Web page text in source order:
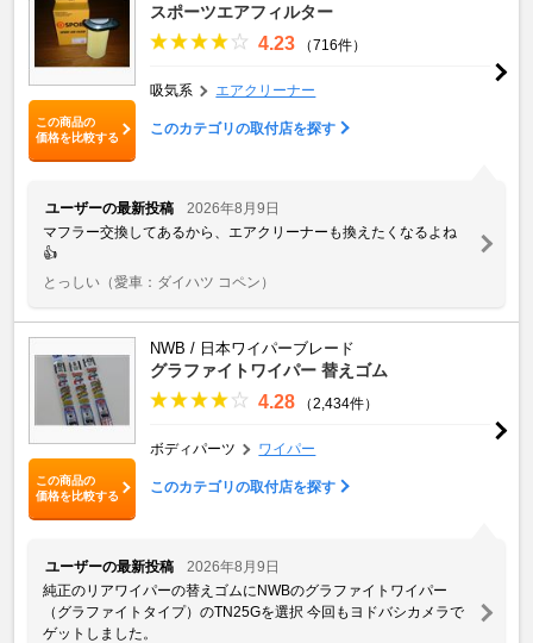
この商品の
価格を比較する
スポーツエアフィルター
4.23 （716件）
吸気系 エアクリーナー
このカテゴリの取付店を探す
ユーザーの最新投稿
2026年8月9日
マフラー交換してあるから、エアクリーナーも換えたくなるよね
👍
とっしい （愛車：ダイハツ コペン）
この商品の
価格を比較する
NWB / 日本ワイパーブレード
グラファイトワイパー 替えゴム
4.28 （2,434件）
ボディパーツ ワイパー
このカテゴリの取付店を探す
ユーザーの最新投稿
2026年8月9日
純正のリアワイパーの替えゴムにNWBのグラファイトワイパー
（グラファイトタイプ）のTN25Gを選択 今回もヨドバシカメラで
ゲットしました。